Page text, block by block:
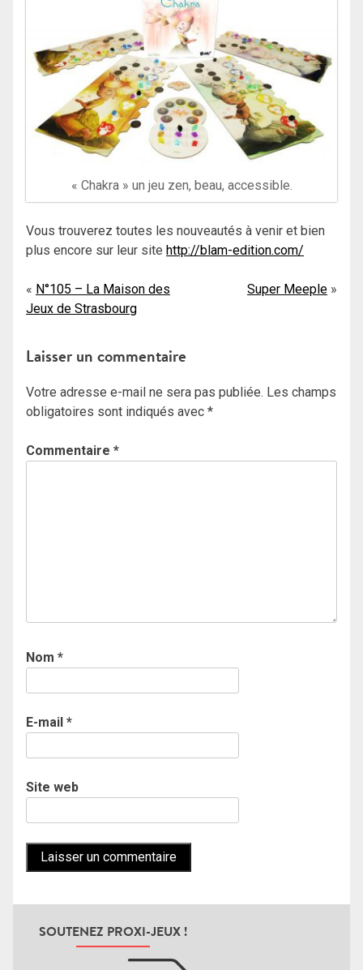
« Chakra » un jeu zen, beau, accessible.
Vous trouverez toutes les nouveautés à venir et bien
plus encore sur leur site http://blam-edition.com/
Navigation
de
l’article
N°105 – La Maison des
Jeux de Strasbourg
Super Meeple
Laisser un commentaire
Votre adresse e-mail ne sera pas publiée. Les champs
obligatoires sont indiqués avec *
Commentaire *
Nom *
E-mail *
Site web
SOUTENEZ PROXI-JEUX !